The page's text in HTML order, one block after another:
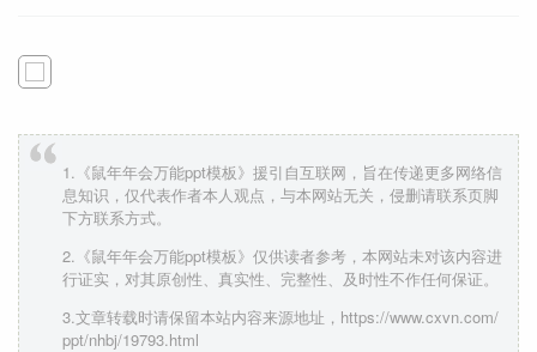
1.《鼠年年会万能ppt模板》援引自互联网，旨在传递更多网络信
息知识，仅代表作者本人观点，与本网站无关，侵删请联系页脚
下方联系方式。
2.《鼠年年会万能ppt模板》仅供读者参考，本网站未对该内容进
行证实，对其原创性、真实性、完整性、及时性不作任何保证。
3.文章转载时请保留本站内容来源地址，https://www.cxvn.com/
ppt/nhbj/19793.html